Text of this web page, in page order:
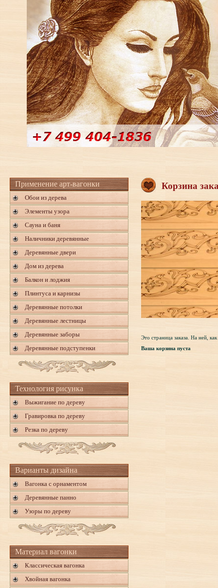
Применение арт-вагонки
Обои из дерева
Элементы узора
Сауна и баня
Наличники деревянные
Деревянные двери
Дом из дерева
Балкон и лоджия
Плинтуса и карнизы
Деревянные потолки
Деревянные лестницы
Деревянные заборы
Деревянные подступенки
Технология рисунка
Выжигание по дереву
Гравировка по дереву
Резка по дереву
Варианты дизайна
Вагонка с орнаментом
Деревянные панно
Узоры по дереву
Материал вагонки
Классическая вагонка
Хвойная вагонка
Корзина
Это страница заказа. На ней,
Ваша корзина пуста